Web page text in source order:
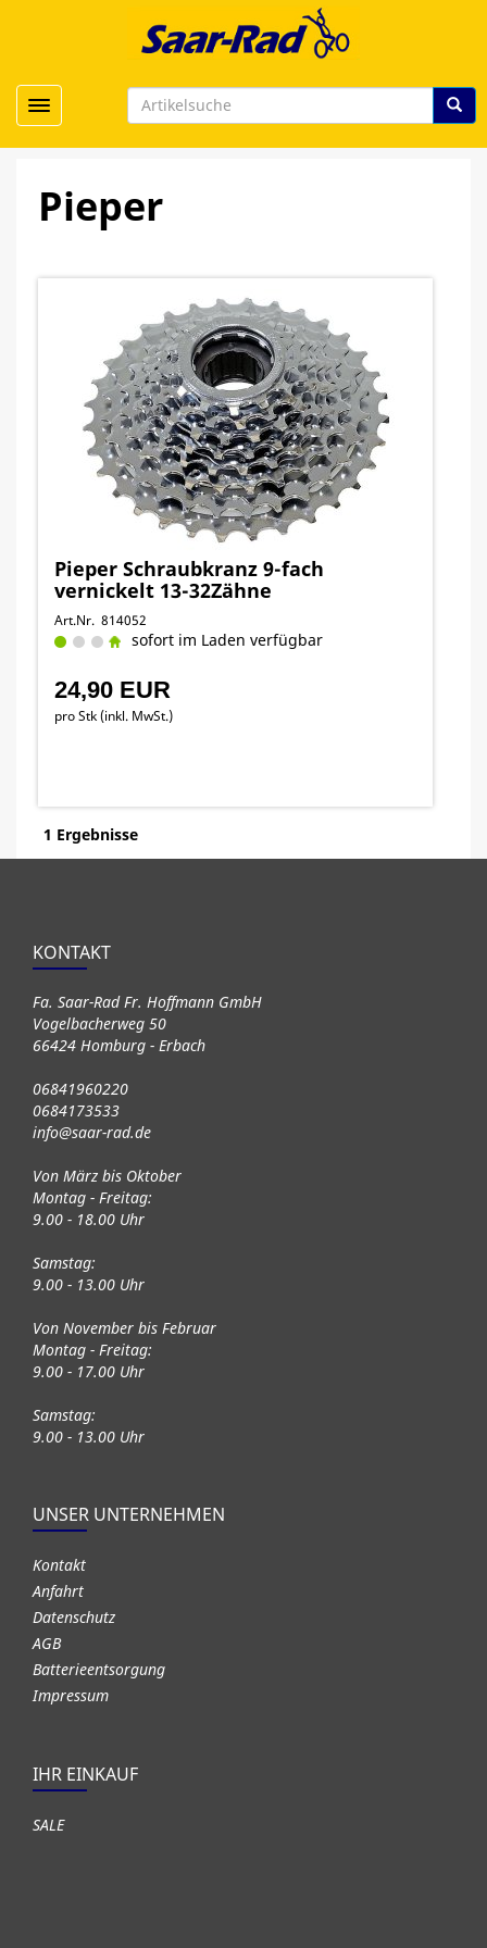
Toggle navigation
Pieper
Pieper Schraubkranz 9-fach
vernickelt 13-32Zähne
Art.Nr. 814052
sofort im Laden verfügbar
24,90 EUR
pro Stk (inkl. MwSt.)
1 Ergebnisse
KONTAKT
Fa. Saar-Rad Fr. Hoffmann GmbH
Vogelbacherweg 50
66424 Homburg - Erbach
06841960220
0684173533
info@saar-rad.de
Von März bis Oktober
Montag - Freitag:
9.00 - 18.00 Uhr
Samstag:
9.00 - 13.00 Uhr
Von November bis Februar
Montag - Freitag:
9.00 - 17.00 Uhr
Samstag:
9.00 - 13.00 Uhr
UNSER UNTERNEHMEN
Kontakt
Anfahrt
Datenschutz
AGB
Batterieentsorgung
Impressum
IHR EINKAUF
SALE